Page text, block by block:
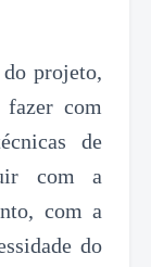
projeto,
com
de
com a
com a
do